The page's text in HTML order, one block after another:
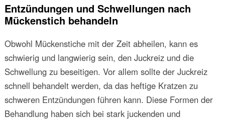
Entzündungen und Schwellungen nach
Mückenstich behandeln
Obwohl Mückenstiche mit der Zeit abheilen, kann es
schwierig und langwierig sein, den Juckreiz und die
Schwellung zu beseitigen. Vor allem sollte der Juckreiz
schnell behandelt werden, da das heftige Kratzen zu
schweren Entzündungen führen kann. Diese Formen der
Behandlung haben sich bei stark juckenden und